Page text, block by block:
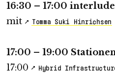
16:30 – 17:00 interlude
mit
Tomma Suki Hinrichsen
17:00 – 19:00
17:00
Hybrid